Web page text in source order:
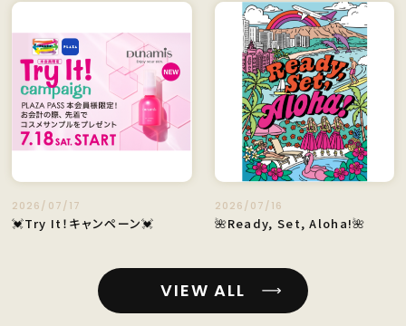
2026/07/17
💓Try It！キャンペーン💓
2026/07/16
🌺Ready, Set, Aloha!🌺
VIEW ALL